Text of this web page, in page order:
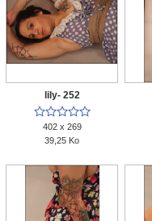
lily- 252

402 x 269
39,25 Ko